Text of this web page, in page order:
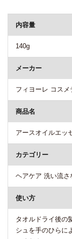
内容量
140g
メーカー
フィヨーレ コスメ
商品名
アースオイルエッ
カテゴリー
ヘアケア 洗い流
使い方
タオルドライ後の
シュを手のひらに